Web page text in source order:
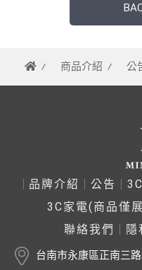
商品介紹 公
品牌介紹 公告
3C家電(商品僅
聯絡我們
隱
台南市永康區正南三